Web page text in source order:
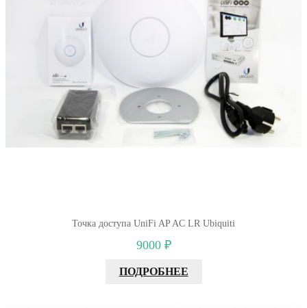
Точка доступа UniFi AP AC LR Ubiquiti
9000 ₽
ПОДРОБНЕЕ